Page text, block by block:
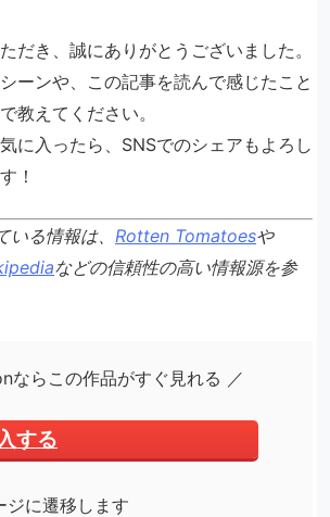
だき、誠にありがとうございました。
ーンや、この記事を読んで感じたこと
教えてください。
に入ったら、SNSでのシェアもよろし
！
る情報は、 Rotten Tomatoesや
などの信頼性の高い情報源を参
ならこの作品がすぐ見れる ／
する
に遷移します